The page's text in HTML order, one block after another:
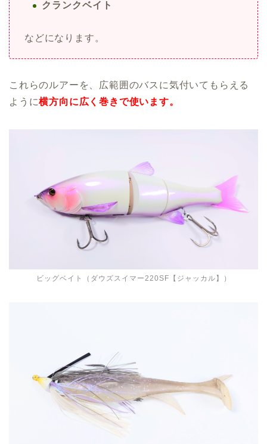
クランクベイト
などになります。
これらのルアーを、広範囲のバスに気付いてもらえる
ように横方向に広く巻きで使います。
ビッグベイト（ダウズスイマー220SF【ジャッカル】）